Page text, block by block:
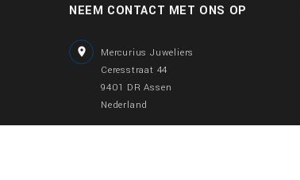
NEEM CONTACT MET ONS OP

Mercurius Juweliers
Ceresstraat 44
9401 DR Assen
Nederland